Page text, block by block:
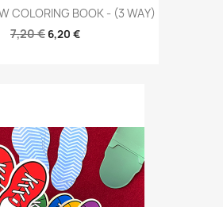
COLORING BOOK - (3 WAY)
7,20 € 6,20 €